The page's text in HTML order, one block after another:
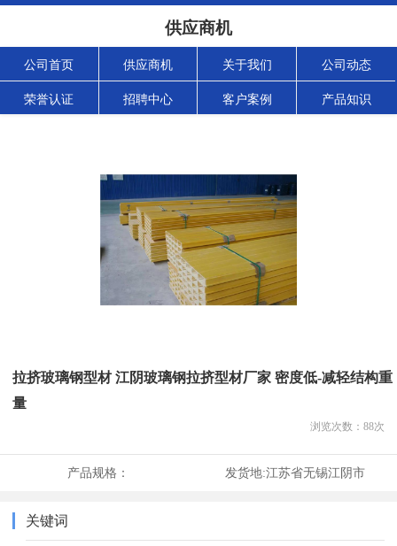
供应商机
公司首页 供应商机 关于我们 公司动态
荣誉认证 招聘中心 客户案例 产品知识
拉挤玻璃钢型材 江阴玻璃钢拉挤型材厂家 密度低-减轻结构重
量
浏览次数： 88次
产品规格： 发货地:江苏省无锡江阴市
关键词